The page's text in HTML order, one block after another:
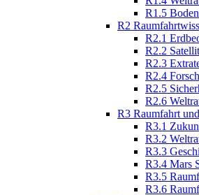
R1.5
R2
R2.1
R2.2
R2.3
R2.4
R2.5
R2.6
R3 Raumfahrt
R3.1
R3.2
R3.3
R3.4 Mars
R3.5
R3.6